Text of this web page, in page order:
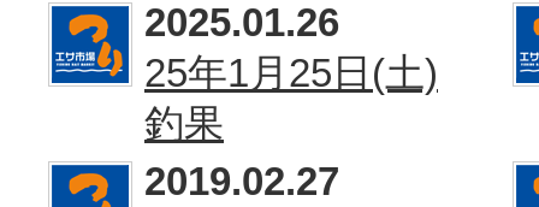
2025.01.26
25年1月25日(土)
釣果
2019.02.27